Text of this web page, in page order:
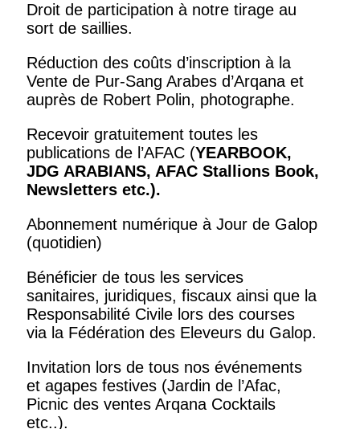
Droit de participation à notre tirage au
sort de saillies.
Réduction des coûts d’inscription à la
Vente de Pur-Sang Arabes d’Arqana et
auprès de Robert Polin, photographe.
Recevoir gratuitement toutes les
publications de l’AFAC (YEARBOOK,
JDG ARABIANS, AFAC Stallions Book,
Newsletters etc.).
Abonnement numérique à Jour de Galop
(quotidien)
Bénéficier de tous les services
sanitaires, juridiques, fiscaux ainsi que la
Responsabilité Civile lors des courses
via la Fédération des Eleveurs du Galop.
Invitation lors de tous nos événements
et agapes festives (Jardin de l’Afac,
Picnic des ventes Arqana Cocktails
etc..).